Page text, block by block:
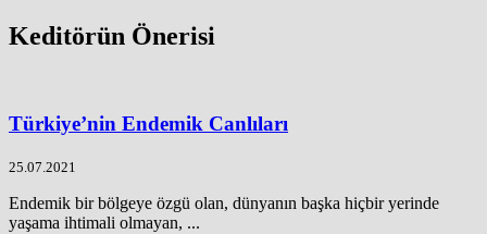
Keditörün Önerisi
Türkiye’nin Endemik Canlıları
25.07.2021
Endemik bir bölgeye özgü olan, dünyanın başka hiçbir yerinde
yaşama ihtimali olmayan, ...